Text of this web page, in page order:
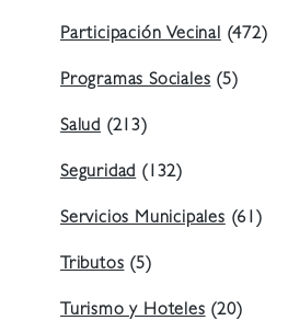
Participación Vecinal (472)
Programas Sociales (5)
Salud (213)
Seguridad (132)
Servicios Municipales (61)
Tributos (5)
Turismo y Hoteles (20)